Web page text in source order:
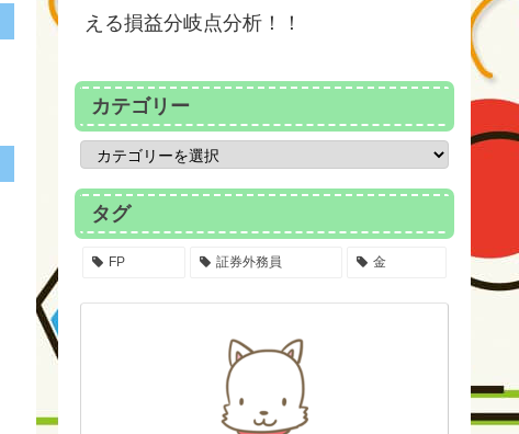
える損益分岐点分析！！
カテゴリー
タグ
FP 証券外務員 金